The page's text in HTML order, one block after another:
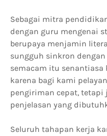
Sebagai mitra
dengan guru mengenai
berupaya menjamin
sungguh sinkron
semacam itu senantiasa
karena bagi kami
pengiriman cepat, tetapi
penjelasan yang
Seluruh tahapan kerja